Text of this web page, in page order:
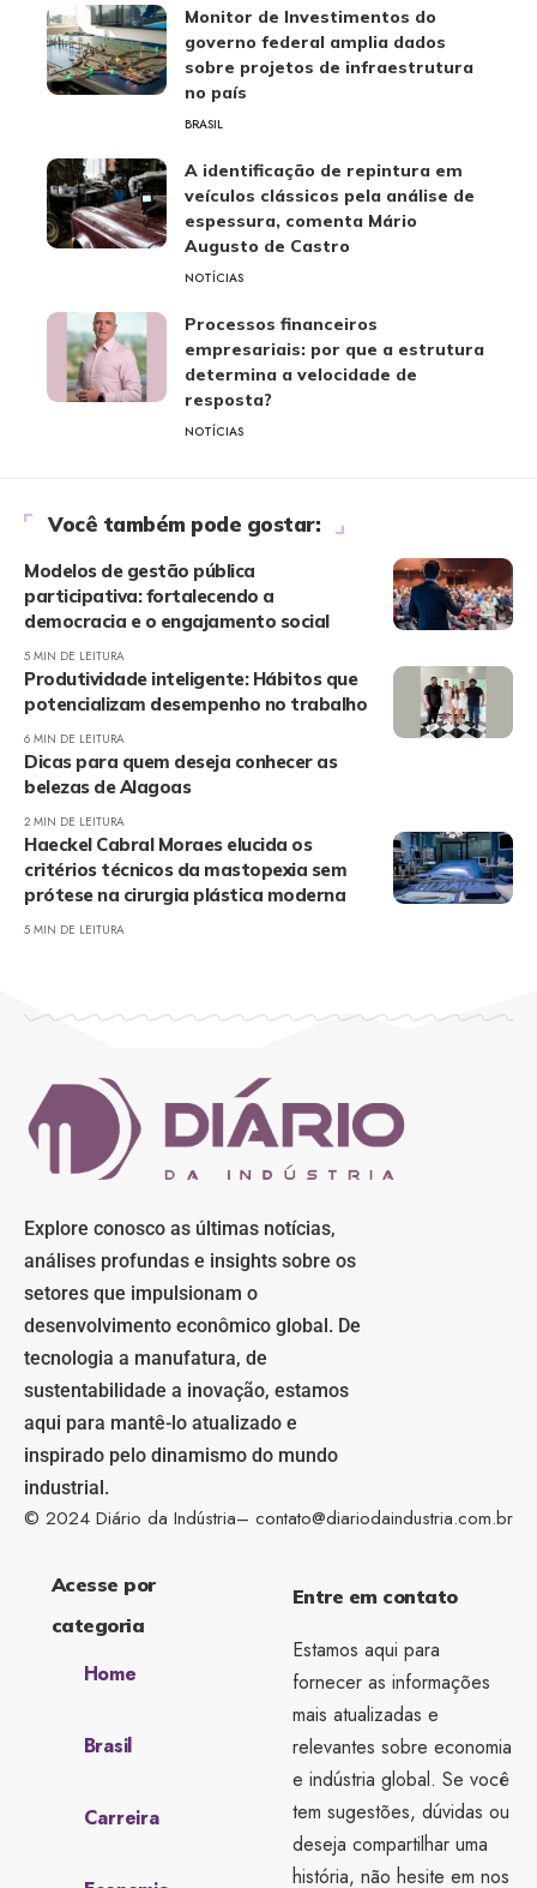
Monitor de Investimentos do
governo federal amplia dados
sobre projetos de infraestrutura
no país
BRASIL
A identificação de repintura em
veículos clássicos pela análise de
espessura, comenta Mário
Augusto de Castro
NOTÍCIAS
Processos financeiros
empresariais: por que a estrutura
determina a velocidade de
resposta?
NOTÍCIAS
Você também pode gostar:
Modelos de gestão pública
participativa: fortalecendo a
democracia e o engajamento social
5 MIN DE LEITURA
Produtividade inteligente: Hábitos que
potencializam desempenho no trabalho
6 MIN DE LEITURA
Dicas para quem deseja conhecer as
belezas de Alagoas
2 MIN DE LEITURA
Haeckel Cabral Moraes elucida os
critérios técnicos da mastopexia sem
prótese na cirurgia plástica moderna
5 MIN DE LEITURA
Explore conosco as últimas notícias,
análises profundas e insights sobre os
setores que impulsionam o
desenvolvimento econômico global. De
tecnologia a manufatura, de
sustentabilidade a inovação, estamos
aqui para mantê-lo atualizado e
inspirado pelo dinamismo do mundo
industrial.
© 2024 Diário da Indústria– contato@diariodaindustria.com.br
Acesse por
categoria
Home
Brasil
Carreira
Entre em contato
Estamos aqui para
fornecer as informações
mais atualizadas e
relevantes sobre economia
e indústria global. Se você
tem sugestões, dúvidas ou
deseja compartilhar uma
história, não hesite em nos